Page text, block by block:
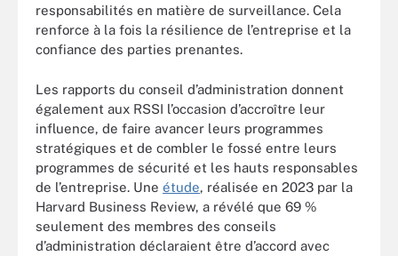
responsabilités en matière de surveillance. Cela
renforce à la fois la résilience de l’entreprise et la
confiance des parties prenantes.
Les rapports du conseil d’administration donnent
également aux RSSI l’occasion d’accroître leur
influence, de faire avancer leurs programmes
stratégiques et de combler le fossé entre leurs
programmes de sécurité et les hauts responsables
de l’entreprise. Une étude, réalisée en 2023 par la
Harvard Business Review, a révélé que 69 %
seulement des membres des conseils
d’administration déclaraient être d’accord avec